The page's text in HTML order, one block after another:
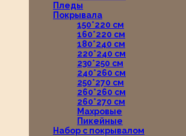
Пледы
Покрывала
150*220 см
160*220 см
180*240 см
220*240 см
230*250 см
240*260 см
250*270 см
260*260 см
260*270 см
Махровые
Пикейные
Набор с покрывалом